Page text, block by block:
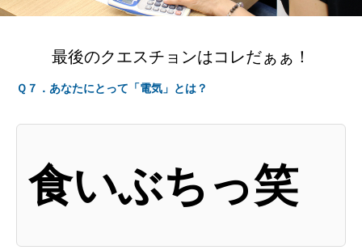
content/themes/fake_tcd074/page-design2.phpon line143
最後のクエスチョンはコレだぁぁ！
Ｑ７．あなたにとって「電気」とは？
食いぶちっ笑